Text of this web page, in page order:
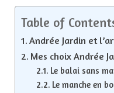
Table of
Andrée Jardin et
Mes choix Andrée
Le balai sans
Le manche en